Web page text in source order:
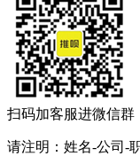
扫码加客服进微信群
请注明：姓名-公司-